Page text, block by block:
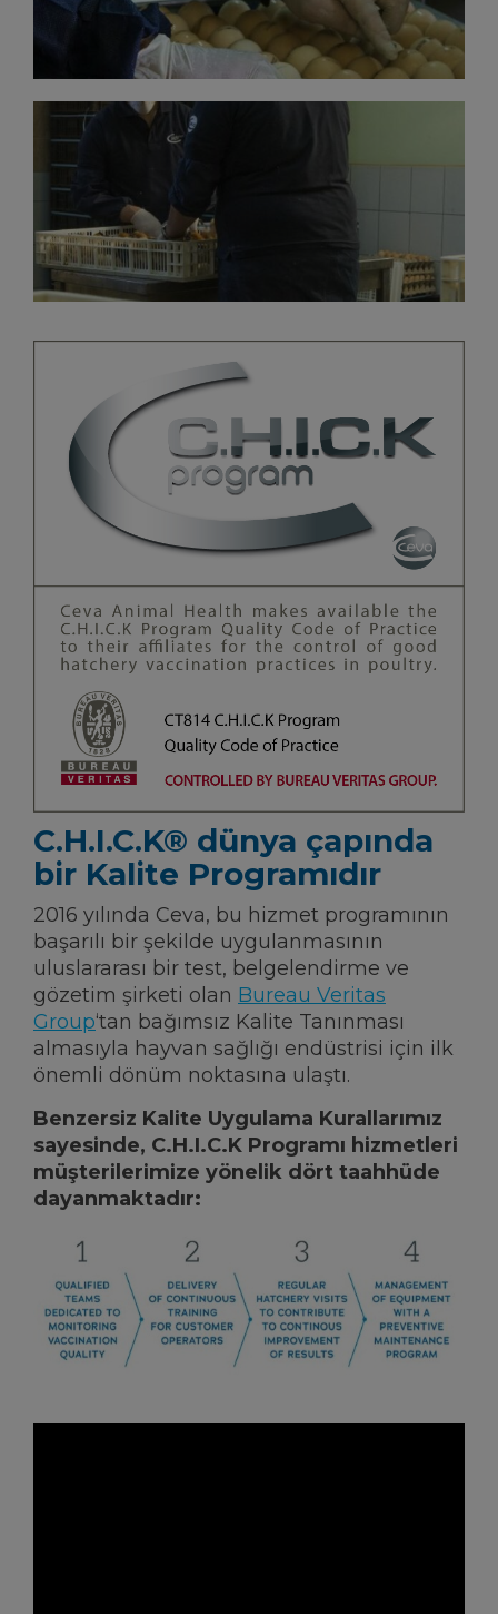
KULUÇKA ÇIKIMI VE
CIVCIV KALITESI
In-ovo süreç performansının beklenene uygun
olduğunu doğrulamak için çıkım sırasında anahtar
C.H.I.C.K® dünya çapında
bir Kalite Programıdır
2016 yılında Ceva, bu hizmet programının
başarılı bir şekilde uygulanmasının
uluslararası bir test, belgelendirme ve
gözetim şirketi olan Bureau Veritas
Group‘tan bağımsız Kalite Tanınması
almasıyla hayvan sağlığı endüstrisi için ilk
önemli dönüm noktasına ulaştı.
Benzersiz Kalite Uygulama Kurallarımız
sayesinde, C.H.I.C.K Programı hizmetleri
müşterilerimize yönelik dört taahhüde
dayanmaktadır: